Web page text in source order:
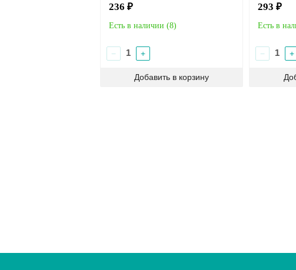
236 ₽
Есть в наличии (8)
− +
293 ₽
Есть в
− +